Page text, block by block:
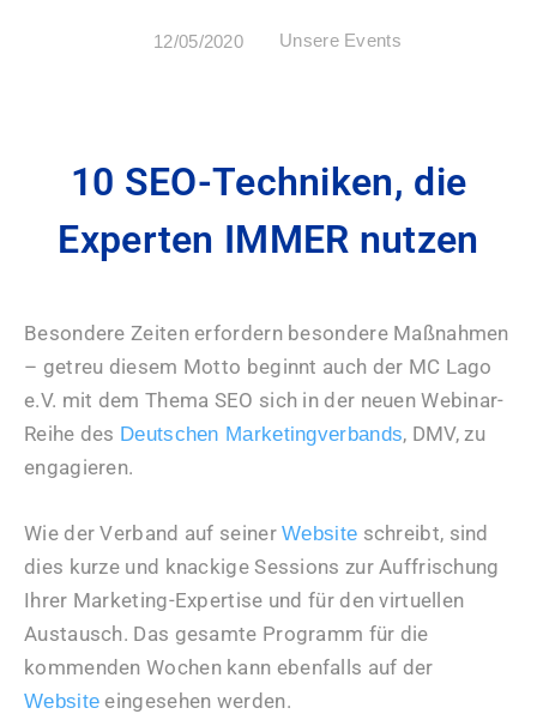
12/05/2020 Unsere Events
10 SEO-Techniken, die
Experten IMMER nutzen
Besondere Zeiten erfordern besondere Maßnahmen
– getreu diesem Motto beginnt auch der MC Lago
e.V. mit dem Thema SEO sich in der neuen Webinar-
Reihe des Deutschen Marketingverbands, DMV, zu
engagieren.
Wie der Verband auf seinerWebsite schreibt, sind
dies kurze und knackige Sessions zur Auffrischung
Ihrer Marketing-Expertise und für den virtuellen
Austausch. Das gesamte Programm für die
kommenden Wochen kann ebenfalls auf der
Website eingesehen werden.